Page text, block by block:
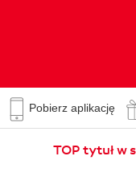
Pobierz aplikację
TOP tytuł w